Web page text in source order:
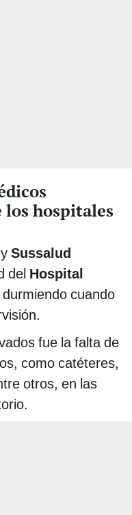
los hospitales
y Sussalud
del Hospital
durmiendo cuando
fue la falta de
como catéteres,
otros, en las